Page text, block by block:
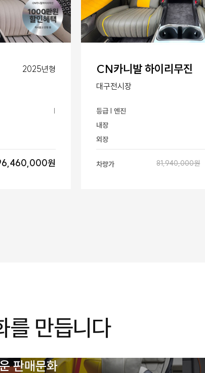
2025년형
|
원
CN카니발 하이리무진
대구전시장
등급 | 엔진
내장
외장
차량가 81,940,000원
를 만듭니다
판매문화